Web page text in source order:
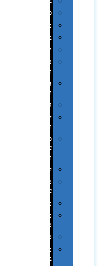
כובעים
מגבות
בקבוקים
תרמי
ספלים
וכוסות
הוקרה
ואומנות
חגים
יין
ומארזים
כלי
עבודה
ופנסים
למטבח
מוצרי
עור
מחברות
מחזיקי
מפתחות
משחקים
מתנה
בפחית